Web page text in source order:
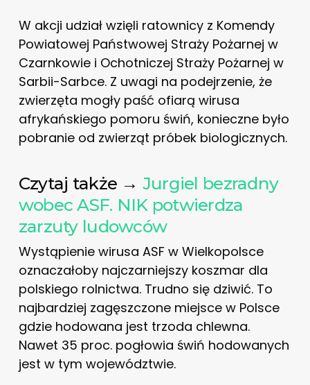
W akcji udział wzięli ratownicy z Komendy
Powiatowej Państwowej Straży Pożarnej w
Czarnkowie i Ochotniczej Straży Pożarnej w
Sarbii-Sarbce. Z uwagi na podejrzenie, że
zwierzęta mogły paść ofiarą wirusa
afrykańskiego pomoru świń, konieczne było
pobranie od zwierząt próbek biologicznych.
Czytaj także → Jurgiel bezradny
wobec ASF. NIK potwierdza
zarzuty ludowców
Wystąpienie wirusa ASF w Wielkopolsce
oznaczałoby najczarniejszy koszmar dla
polskiego rolnictwa. Trudno się dziwić. To
najbardziej zagęszczone miejsce w Polsce
gdzie hodowana jest trzoda chlewna.
Nawet 35 proc. pogłowia świń hodowanych
jest w tym województwie.